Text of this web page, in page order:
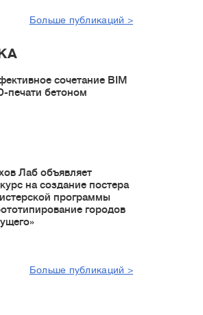
Больше публикаций >
сочетание BIM
печати бетоном
Лаб объявляет
на создание постера
программы
городов
Больше публикаций >